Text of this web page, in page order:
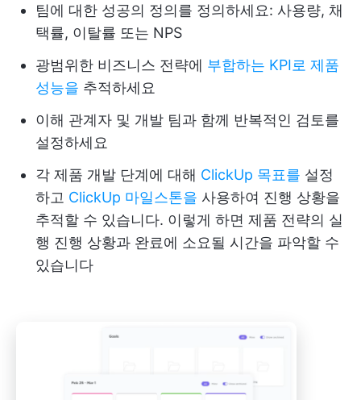
팀에 대한 성공의 정의를 정의하세요: 사용량, 채
택률, 이탈률 또는 NPS
광범위한 비즈니스 전략에 부합하는 KPI로 제품
성능을 추적하세요
이해 관계자 및 개발 팀과 함께 반복적인 검토를
설정하세요
각 제품 개발 단계에 대해 ClickUp 목표를 설정
하고 ClickUp 마일스톤을 사용하여 진행 상황을
추적할 수 있습니다. 이렇게 하면 제품 전략의 실
행 진행 상황과 완료에 소요될 시간을 파악할 수
있습니다